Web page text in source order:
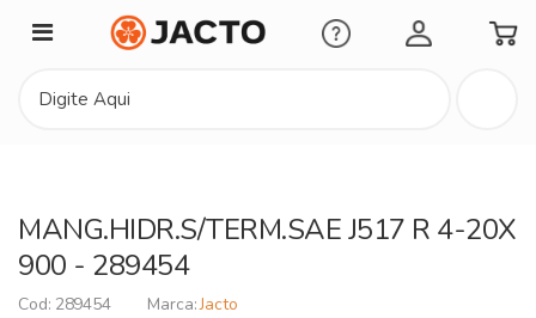
Minha Conta
MANG.HIDR.S/TERM.SAE J517 R 4-20X
900 - 289454
289454 Jacto